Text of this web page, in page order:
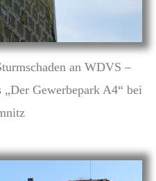
an WDVS –
„Der Gewerbepark A4“ bei